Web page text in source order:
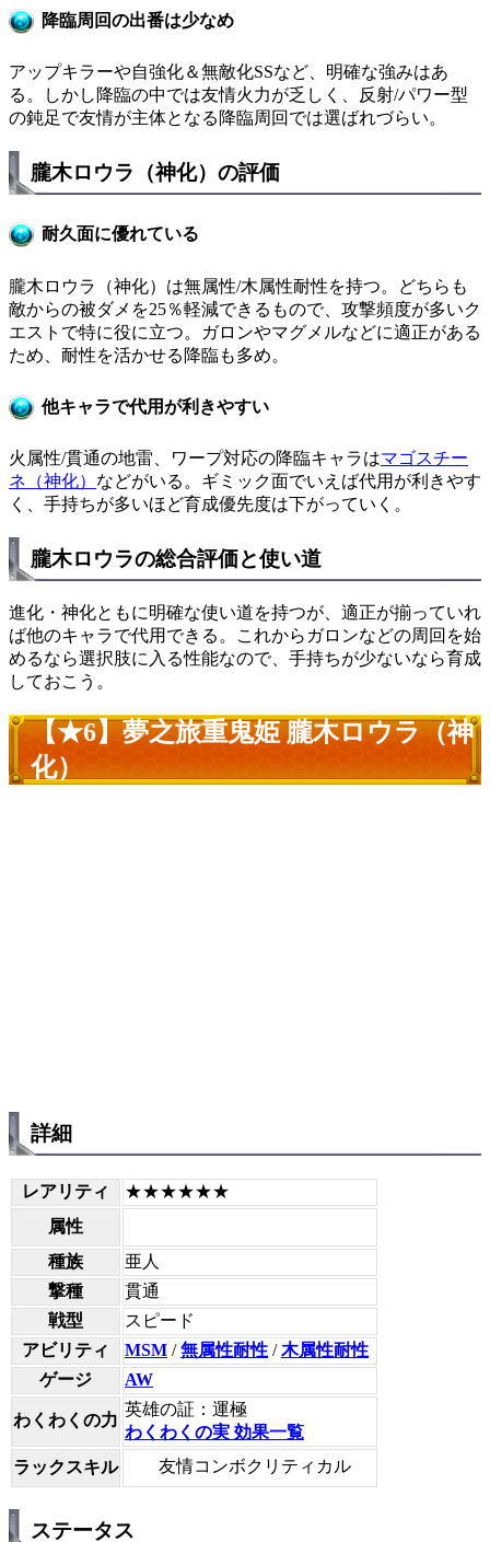
降臨周回の出番は少なめ
アップキラーや自強化＆無敵化SSなど、明確な強みはあ
る。しかし降臨の中では友情火力が乏しく、反射/パワー型
の鈍足で友情が主体となる降臨周回では選ばれづらい。
朧木ロウラ（神化）の評価
耐久面に優れている
朧木ロウラ（神化）は無属性/木属性耐性を持つ。どちらも
敵からの被ダメを25％軽減できるもので、攻撃頻度が多いク
エストで特に役に立つ。ガロンやマグメルなどに適正がある
ため、耐性を活かせる降臨も多め。
他キャラで代用が利きやすい
火属性/貫通の地雷、ワープ対応の降臨キャラはマゴスチー
ネ（神化） などがいる。ギミック面でいえば代用が利きやす
く、手持ちが多いほど育成優先度は下がっていく。
朧木ロウラの総合評価と使い道
進化・神化ともに明確な使い道を持つが、適正が揃っていれ
ば他のキャラで代用できる。これからガロンなどの周回を始
めるなら選択肢に入る性能なので、手持ちが少ないなら育成
しておこう。
【★6】夢之旅重鬼姫 朧木ロウラ（神
化）
詳細
レアリティ
★★★★★★
属性
種族
亜人
撃種
貫通
戦型
スピード
アビリティ
MSM /無属性耐性 /木属性耐性
ゲージ
AW
わくわくの力
英雄の証：運極
わくわくの実 効果一覧
ラックスキル
友情コンボクリティカル
ステータス